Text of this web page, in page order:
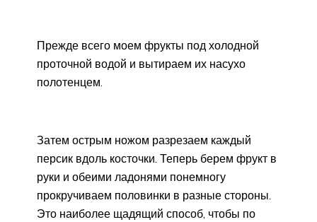
Прежде всего моем фрукты под холодной
проточной водой и вытираем их насухо
полотенцем.
Затем острым ножом разрезаем каждый
персик вдоль косточки. Теперь берем фрукт в
руки и обеими ладонями понемногу
прокручиваем половинки в разные стороны.
Это наиболее щадящий способ, чтобы по